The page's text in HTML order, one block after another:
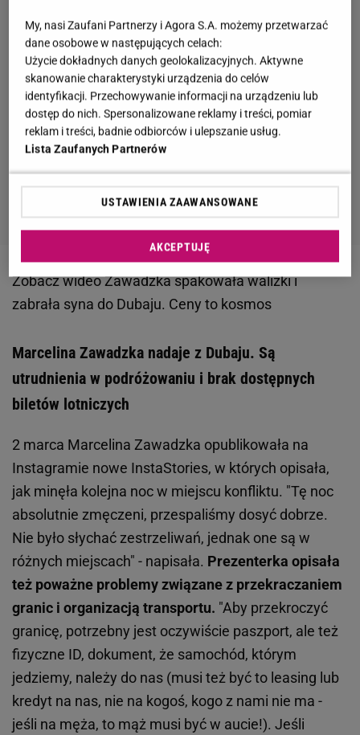
Zobacz wideoZawadzka spakowała walizki i
zabrała syna do Dubaju. Ceny to kosmos
Marcelina Zawadzka nadaje z Dubaju. Są
utrudnienia w podróżowaniu i brak dostępnych
biletów lotniczych
2 marca Marcelina Zawadzka opublikowała na
Instagramie nowe InstaStories, w których opisała,
jak minęła kolejna noc w miejscu konfliktu. "Tę noc
absolutnie zmęczeni, przespaliśmy dosyć dobrze.
Nie było słychać zestrzeliwań, jednak one są w
różnych miejscach" - napisała. Prezenterka opisała
też poważne problemy związane z przekraczaniem
granic i organizacją transportu. "Aby przekroczyć
granicę, potrzebny jest oczywiście paszport, ale też
fizyczne ID, dokument, że samochód, którym
jedziemy, należy do nas (musi też być to leasing lub
kredyt na nas, nie na kogoś, kogo z nami nie ma -
jeśli na męża, to mąż musi być w aucie!). Jeśli
My, nasi Zaufani Partnerzy i Agora S.A. możemy przetwarzać
dane osobowe w następujących celach:
Użycie dokładnych danych geolokalizacyjnych. Aktywne
skanowanie charakterystyki urządzenia do celów
identyfikacji. Przechowywanie informacji na urządzeniu lub
dostęp do nich. Spersonalizowane reklamy i treści, pomiar
reklam i treści, badnie odbiorców i ulepszanie usług.
Lista Zaufanych Partnerów
USTAWIENIA ZAAWANSOWANE
AKCEPTUJĘ